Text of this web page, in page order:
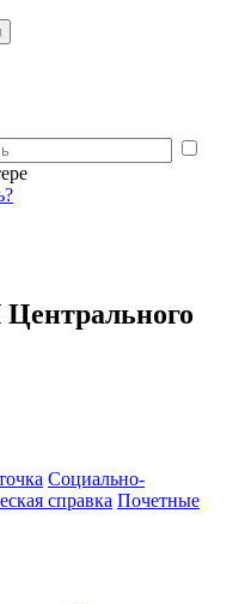
Социально-
справка Почетные